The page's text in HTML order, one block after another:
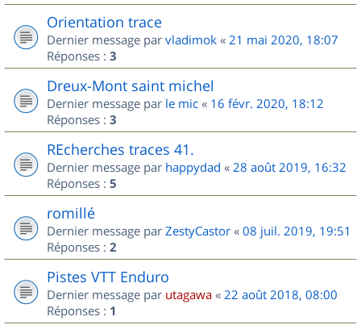
Orientation trace
Dernier message par vladimok « 21 mai 2020, 18:07
Réponses : 3
Dreux-Mont saint michel
Dernier message par le mic « 16 févr. 2020, 18:12
Réponses : 3
REcherches traces 41.
Dernier message par happydad « 28 août 2019, 16:32
Réponses : 5
romillé
Dernier message par ZestyCastor « 08 juil. 2019, 19:51
Réponses : 2
Pistes VTT Enduro
Dernier message par utagawa « 22 août 2018, 08:00
Réponses : 1